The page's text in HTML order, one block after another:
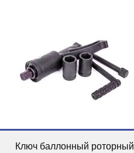
Ключ баллонный роторный